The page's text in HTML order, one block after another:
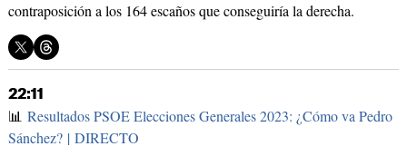
contraposición a los 164 escaños que conseguiría la derecha.
22:11
📊 Resultados PSOE Elecciones Generales 2023: ¿Cómo va Pedro
Sánchez? | DIRECTO